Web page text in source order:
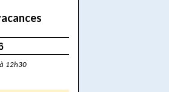
12h30